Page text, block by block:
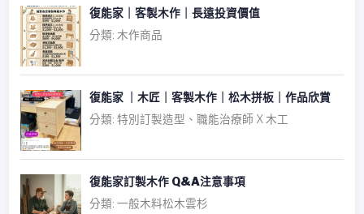
復能家｜客製木作｜長遠投資價值
分類: 木作商品
復能家 ｜木匠｜客製木作｜松木拼板｜作品欣賞
分類: 特別訂製造型、職能治療師 X 木工
復能家訂製木作 Q&A注意事項
分類: 一般木料松木雲杉